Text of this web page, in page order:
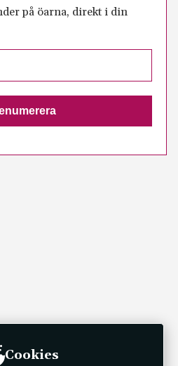
på öarna, direkt i din
Cookies